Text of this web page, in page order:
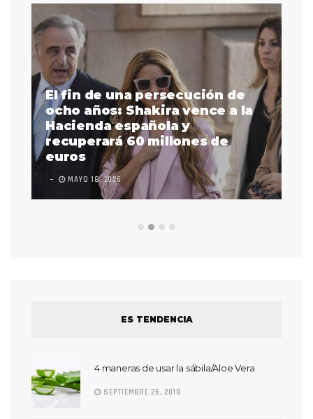
El fin de una persecución de
ocho años: Shakira vence a la
Hacienda española y
recuperará 60 millones de
euros
MAYO 18, 2026
ES TENDENCIA
4 maneras de usar la sábila/Aloe Vera
SEPTIEMBRE 26, 2018